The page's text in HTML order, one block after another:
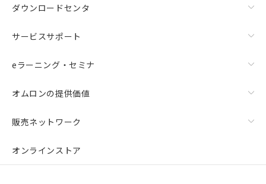
ダウンロードセンタ
サービスサポート
eラーニング・セミナ
オムロンの提供価値
販売ネットワーク
オンラインストア